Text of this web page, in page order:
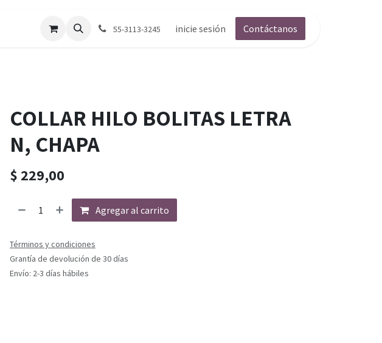
55-3113-3245 inicie sesión Contáctanos
COLLAR HILO BOLITAS LETRA
N, CHAPA
$ 229,00
Agregar al carrito
Términos y condiciones
Grantía de devolución de 30 días
Envío: 2-3 días hábiles